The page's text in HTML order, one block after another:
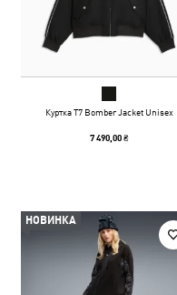
Куртка T7 Bomber Jacket Unisex
7 490,00 ₴
НОВИНКА